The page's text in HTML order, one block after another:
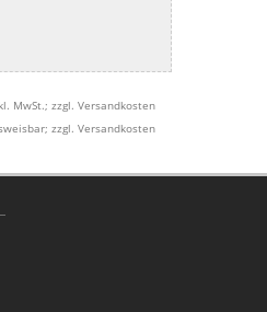
MwSt.; zzgl. Versandkosten
zzgl. Versandkosten